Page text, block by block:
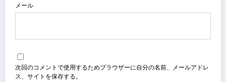
メール
次回のコメントで使用するためブラウザーに自分の名前、メールアドレ
ス、サイトを保存する。